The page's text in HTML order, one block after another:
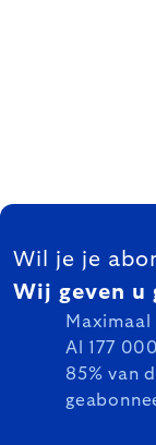
FOOTER
Wil je je
Wij geven u
Al 177
85% van